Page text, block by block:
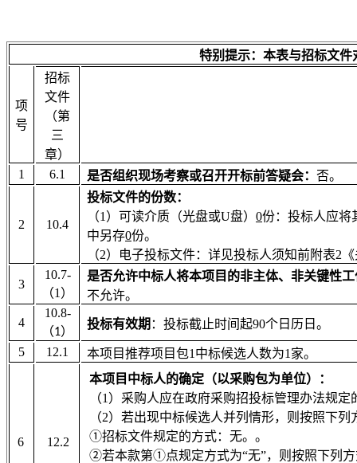
特别提示：本表与招标文
项
号
招标
文件
（第
三
章）
1
6.1 是否组织现场考察或召开开标前答疑会： 否。
2 10.4
投标文件的份数：
（1）可读介质（光盘或U盘） 0份：投标人应将
中另存0份。
（2）电子投标文件：详见投标人须知前附表2
3
10.7-
（1 ）
是否允许中标人将本项目的非主体、非关键性
不允许。
4
10.8-
（1）
投标有效期 ：投标截止时间起90个日历日。
5 12.1 本项目推荐项目包1中标候选人数为1家。
6 12.2
本项目中标人的确定 （以采购包为单位）
：
（1）采购人应在政府采购招投标管理办法规
（2）若出现中标候选人并列情形，则按照下
①招标文件规定的方式： 无。 。
②若本款第①点规定方式为“无”，则按照下列